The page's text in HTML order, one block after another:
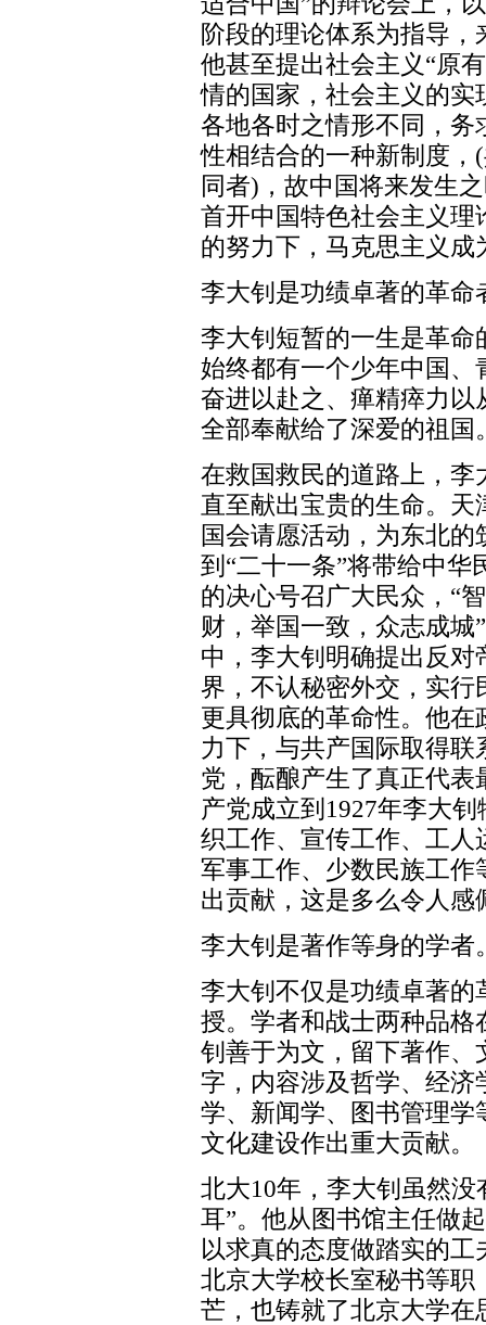
阶段的理论体系为指导
他甚至提出社会主义“原
情的国家，社会主义的实
各地各时之情形不同，
性相结合的一种新制度
同者)，故中国将来发生
首开中国特色社会主义
的努力下，马克思主义
李大钊是功绩卓著的革命
李大钊短暂的一生是革
始终都有一个少年中国、
奋进以赴之、瘅精瘁力以
全部奉献给了深爱的祖国
在救国救民的道路上，
直至献出宝贵的生命。
国会请愿活动，为东北
到“二十一条”将带给中
的决心号召广大民众，“
财，举国一致，众志成
中，李大钊明确提出反对
界，不认秘密外交，实行
更具彻底的革命性。他在
力下，与共产国际取得
党，酝酿产生了真正代
产党成立到1927年李大
织工作、宣传工作、工
军事工作、少数民族工
出贡献，这是多么令人感
李大钊是著作等身的学者
李大钊不仅是功绩卓著
授。学者和战士两种品
钊善于为文，留下著作、
字，内容涉及哲学、经
学、新闻学、图书管理学
文化建设作出重大贡献。
北大10年，李大钊虽然
耳”。他从图书馆主任做
以求真的态度做踏实的
北京大学校长室秘书等
芒，也铸就了北京大学